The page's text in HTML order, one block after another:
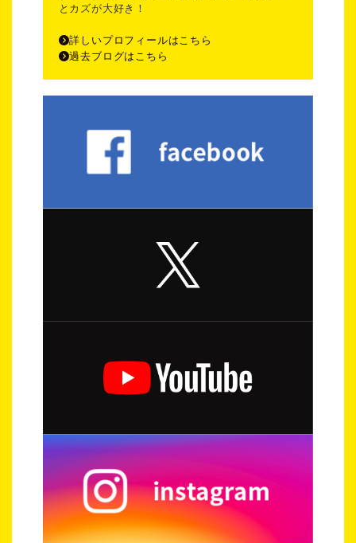
とカズが大好き！
詳しいプロフィールはこちら
過去ブログはこちら